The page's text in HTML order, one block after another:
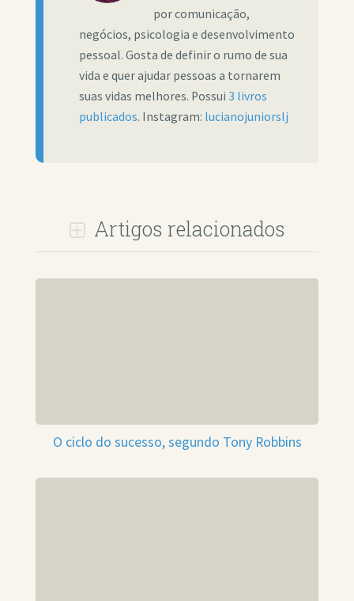
por comunicação,
negócios, psicologia e desenvolvimento
pessoal. Gosta de definir o rumo de sua
vida e quer ajudar pessoas a tornarem
suas vidas melhores. Possui 3 livros
publicados. Instagram: lucianojuniorslj
Artigos relacionados
O ciclo do sucesso, segundo Tony Robbins